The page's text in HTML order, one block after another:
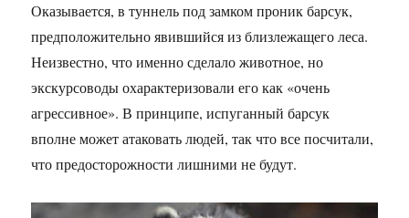
Оказывается, в туннель под замком проник барсук,
предположительно явившийся из близлежащего леса.
Неизвестно, что именно сделало животное, но
экскурсоводы охарактеризовали его как «очень
агрессивное». В принципе, испуганный барсук
вполне может атаковать людей, так что все посчитали,
что предосторожности лишними не будут.